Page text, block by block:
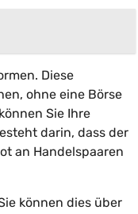
Diese
ohne eine Börse
Sie Ihre
darin, dass der
an Handelspaaren
können dies über